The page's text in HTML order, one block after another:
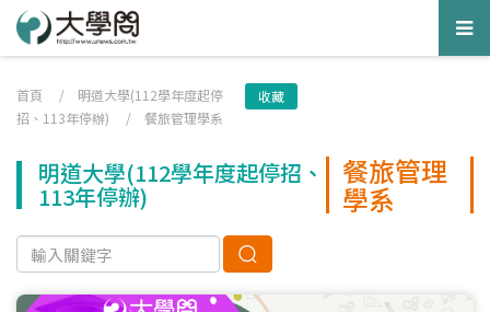
首頁 / 明道大學(112學年度起停
招、113年停辦) / 餐旅管理學系
收藏
明道大學(112學年度起停招、
113年停辦)
餐旅管理
學系